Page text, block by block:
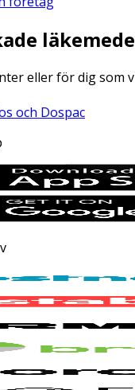
eller för dig som
och Dospac